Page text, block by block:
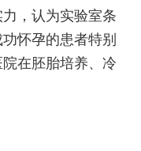
，认为实验室条
怀孕的患者特别
在胚胎培养、冷